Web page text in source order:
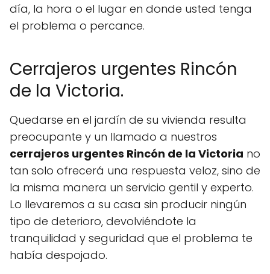
día, la hora o el lugar en donde usted tenga
el problema o percance.
Cerrajeros urgentes Rincón
de la Victoria.
Quedarse en el jardín de su vivienda resulta
preocupante y un llamado a nuestros
cerrajeros urgentes Rincón de la Victoria no
tan solo ofrecerá una respuesta veloz, sino de
la misma manera un servicio gentil y experto.
Lo llevaremos a su casa sin producir ningún
tipo de deterioro, devolviéndote la
tranquilidad y seguridad que el problema te
había despojado.